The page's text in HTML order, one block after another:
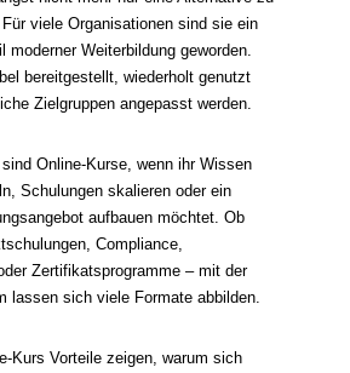
viele Organisationen sind sie ein
moderner Weiterbildung geworden.
bereitgestellt, wiederholt genutzt
Zielgruppen angepasst werden.
Online-Kurse, wenn ihr Wissen
Schulungen skalieren oder ein
aufbauen möchtet. Ob
Compliance,
Zertifikatsprogramme – mit der
lassen sich viele Formate abbilden.
Kurs Vorteile zeigen, warum sich